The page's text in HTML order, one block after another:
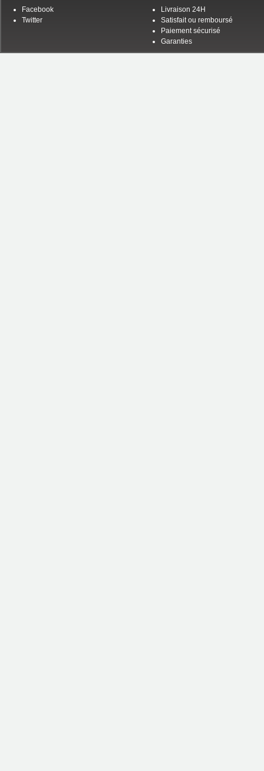
Facebook
Twitter
Livraison 24H
Satisfait ou remboursé
Paiement sécurisé
Garanties